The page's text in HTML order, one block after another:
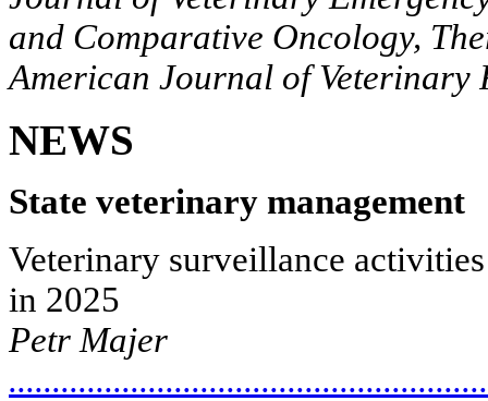
and Comparative Oncology,
American Journal of Veterinary
NEWS
State veterinary management
Veterinary surveillance
in 2025
Petr Majer